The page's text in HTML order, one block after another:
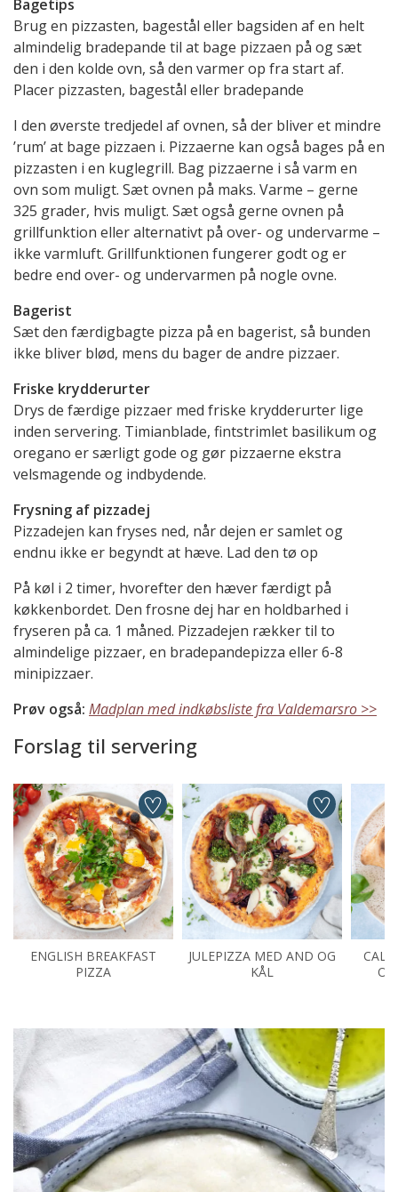
Bagetips
Brug en pizzasten, bagestål eller bagsiden af en helt
almindelig bradepande til at bage pizzaen på og sæt
den i den kolde ovn, så den varmer op fra start af.
Placer pizzasten, bagestål eller bradepande
I den øverste tredjedel af ovnen, så der bliver et mindre
’rum’ at bage pizzaen i. Pizzaerne kan også bages på en
pizzasten i en kuglegrill. Bag pizzaerne i så varm en
ovn som muligt. Sæt ovnen på maks. Varme – gerne
325 grader, hvis muligt. Sæt også gerne ovnen på
grillfunktion eller alternativt på over- og undervarme –
ikke varmluft. Grillfunktionen fungerer godt og er
bedre end over- og undervarmen på nogle ovne.
Bagerist
Sæt den færdigbagte pizza på en bagerist, så bunden
ikke bliver blød, mens du bager de andre pizzaer.
Friske krydderurter
Drys de færdige pizzaer med friske krydderurter lige
inden servering. Timianblade, fintstrimlet basilikum og
oregano er særligt gode og gør pizzaerne ekstra
velsmagende og indbydende.
Frysning af pizzadej
Pizzadejen kan fryses ned, når dejen er samlet og
endnu ikke er begyndt at hæve. Lad den tø op
På køl i 2 timer, hvorefter den hæver færdigt på
køkkenbordet. Den frosne dej har en holdbarhed i
fryseren på ca. 1 måned. Pizzadejen rækker til to
almindelige pizzaer, en bradepandepizza eller 6-8
minipizzaer.
Prøv også: Madplan med indkøbsliste fra Valdemarsro >>
Forslag til servering
ENGLISH BREAKFAST
PIZZA
JULEPIZZA MED AND OG
KÅL